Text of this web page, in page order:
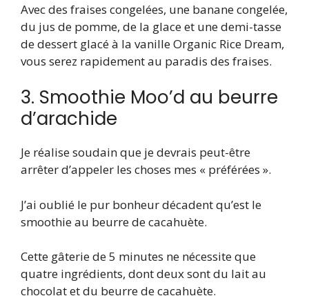
Avec des fraises congelées, une banane congelée,
du jus de pomme, de la glace et une demi-tasse
de dessert glacé à la vanille Organic Rice Dream,
vous serez rapidement au paradis des fraises.
3. Smoothie Moo’d au beurre
d’arachide
Je réalise soudain que je devrais peut-être
arrêter d’appeler les choses mes « préférées ».
J’ai oublié le pur bonheur décadent qu’est le
smoothie au beurre de cacahuète.
Cette gâterie de 5 minutes ne nécessite que
quatre ingrédients, dont deux sont du lait au
chocolat et du beurre de cacahuète.